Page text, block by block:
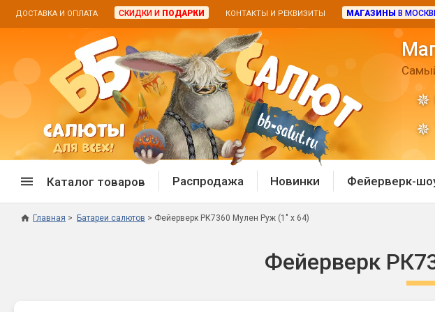
ДОСТАВКА И ОПЛАТА СКИДКИ И ПОДАРКИ КОНТАКТЫ И РЕКВИЗИТЫ МАГАЗИНЫ В
Каталог товаров
Дневные батареи
Распродажа Новинки Фейерверк-
Главная Батареи салютов Фейерверк РК7360 Мулен Руж (1" х 64)
Фейерверк